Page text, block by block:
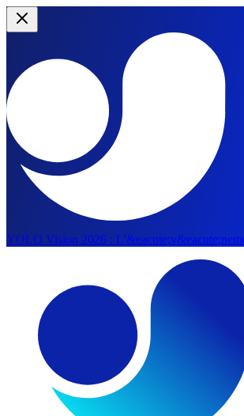
YOLO Vision 2026 :